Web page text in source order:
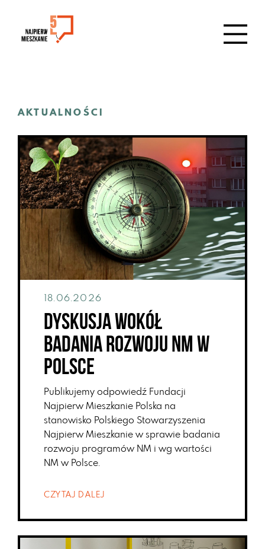
AKTUALNOŚCI
18.06.2026
Dyskusja wokół
badania rozwoju NM w
Polsce
Publikujemy odpowiedź Fundacji
Najpierw Mieszkanie Polska na
stanowisko Polskiego Stowarzyszenia
Najpierw Mieszkanie w sprawie badania
rozwoju programów NM i wg wartości
NM w Polsce.
CZYTAJ DALEJ